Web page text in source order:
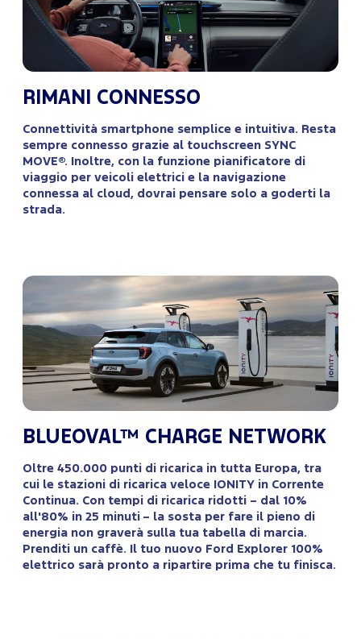
RIMANI CONNESSO
Connettività smartphone semplice e intuitiva. Resta
sempre connesso grazie al touchscreen SYNC
MOVE®. Inoltre, con la funzione pianificatore di
viaggio per veicoli elettrici e la navigazione
connessa al cloud, dovrai pensare solo a goderti la
strada.
BLUEOVAL™ CHARGE NETWORK
Oltre 450.000 punti di ricarica in tutta Europa, tra
cui le stazioni di ricarica veloce IONITY in Corrente
Continua. Con tempi di ricarica ridotti – dal 10%
all'80% in 25 minuti – la sosta per fare il pieno di
energia non graverà sulla tua tabella di marcia.
Prenditi un caffè. Il tuo nuovo Ford Explorer 100%
elettrico sarà pronto a ripartire prima che tu finisca.